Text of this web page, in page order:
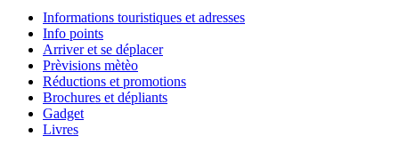
Informations touristiques et adresses
Info points
Arriver et se déplacer
Prèvisions mètèo
Réductions et promotions
Brochures et dépliants
Gadget
Livres